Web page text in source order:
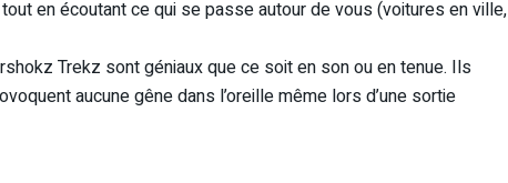
en écoutant ce qui se passe autour de vous (voitures en ville,
Trekz sont géniaux que ce soit en son ou en tenue. Ils
aucune gêne dans l’oreille même lors d’une sortie